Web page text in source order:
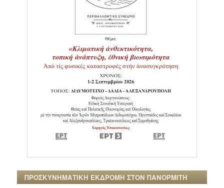
ΠΡΟΣΚΥΝΗΜΑΤΙΚΗ ΕΚΔΡΟΜΗ ΣΤΟΝ ΠΑΝΟΡΜΙΤΗ